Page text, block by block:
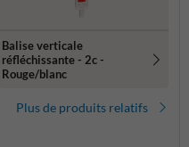
Balise verticale
réfléchissante - 2c -
Rouge/blanc
Plus de produits relatifs